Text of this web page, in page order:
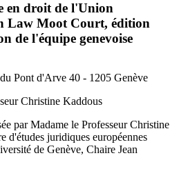
en droit de l'Union
Law Moot Court, édition
de l'équipe genevoise
Pont d'Arve 40 - 1205 Genève
Christine Kaddous
par Madame le Professeur Christine
d'études juridiques européennes
de Genève, Chaire Jean